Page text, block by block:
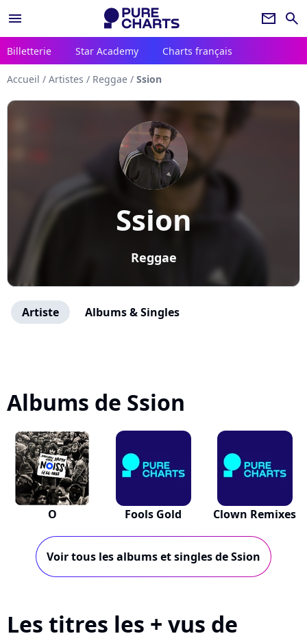
menu newsletter search
Billetterie Star Academy Charts français
Accueil / Artistes / Reggae / Ssion
Ssion
Reggae
Artiste Albums & Singles
Albums de Ssion
O Fools Gold Clown Remixes
Voir tous les albums et singles de Ssion
Les titres les + vus de